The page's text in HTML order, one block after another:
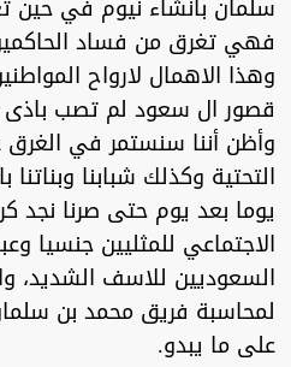
فهي تغرق من فساد
وهذا الاهمال لارواح
قصور ال سعود لم تصب باذى
وأظن أننا سنستمر في
التحتية وكذلك شبابنا
يوما بعد يوم حتى صرنا نجد
الاجتماعي للمثليين جنسيا
السعوديين للاسف الشديد،
لمحاسبة فريق محمد بن
على ما يبدو.